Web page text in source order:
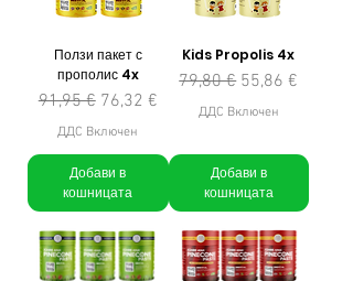
Ползи пакет с
прополис 4x
Редовна цена
91,95 € Продажна цена
76,32 €
ДДС Включен
Добави в
кошницата
Kids Propolis 4x
Редовна цена
79,80 € Продажна цена
55,86 €
ДДС Включен
Добави в
кошницата